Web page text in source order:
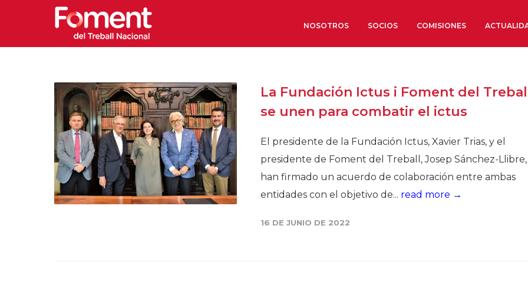
NOSOTROS
Órganos de Gobierno
Órganos Consultivos
Estructura Ejecutiva
Institut d’Estudis Estratègics
Organizaciones sectoriales
SOCIOS COMISIONES
La Fundación Ictus i Foment del Treball
se unen para combatir el ictus
El presidente de la Fundación Ictus, Xavier Trias, y el
presidente de Foment del Treball, Josep Sánchez-Llibre,
han firmado un acuerdo de colaboración entre ambas
entidades con el objetivo de... read more →
16 DE JUNIO DE 2022